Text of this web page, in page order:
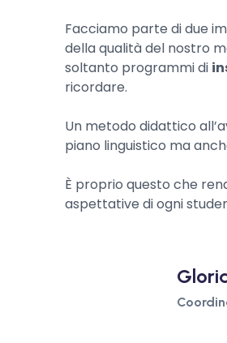
Facciamo parte di due
della qualità del nostro
soltanto programmi di
ricordare.
Un metodo didattico
piano linguistico ma
È proprio questo che
aspettative di ogni